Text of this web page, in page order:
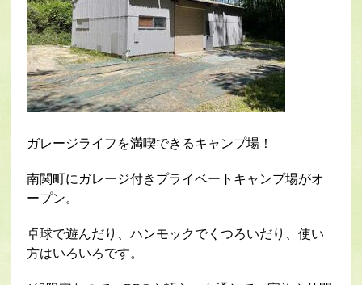
ガレージライフを満喫できるキャンプ場！
南関町にガレージ付きプライベートキャンプ場がオ
ープン。
卓球で遊んだり、ハンモックでくつろいだり、使い
方はいろいろです。